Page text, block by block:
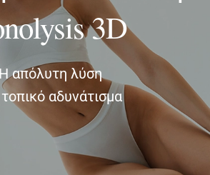
ΑΝΑΛΥΣΕΙΣ
BLOG
ΕΠΙΚΟΙΝΩΝΙΑ
3D
Η απόλυτη λύση
τοπικό αδυνάτισμα